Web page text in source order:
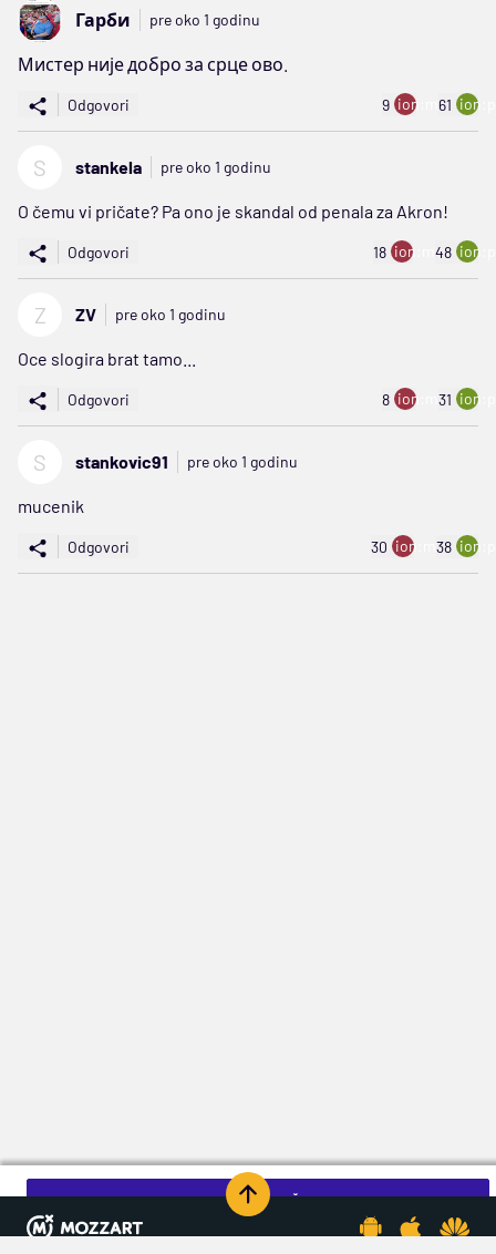
Гарби pre oko 1 godinu
Мистер није добро за срце ово.
Odgovori 9 ion:minus
61
S stankela pre oko 1 godinu
O čemu vi pričate? Pa ono je skandal od penala za Akron!
Odgovori 18 ion:minus
48
Z ZV pre oko 1 godinu
Oce slogira brat tamo...
Odgovori 8 ion:minus
31
S stankovic91 pre oko 1 godinu
mucenik
Odgovori 30 ion:minus
38
KOMENTARIŠI